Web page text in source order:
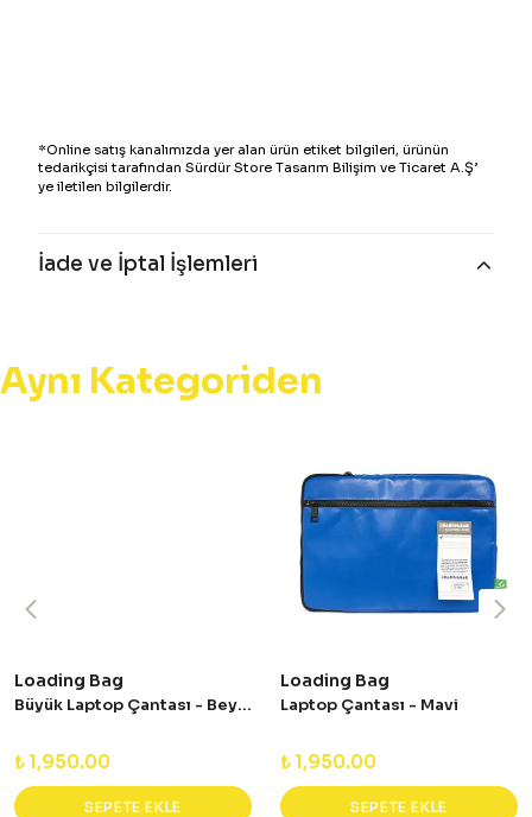
*Online satış kanalımızda yer alan ürün etiket bilgileri, ürünün
tedarikçisi tarafından Sürdür Store Tasarım Bilişim ve Ticaret A.Ş’
ye iletilen bilgilerdir.
İade ve İptal İşlemleri
Aynı Kategoriden
Loading Bag
Büyük Laptop Çantası - Beyaz
₺ 1,950.00
SEPETE EKLE
Loading Bag
Laptop Çantası - Mavi
₺ 1,950.00
SEPETE EKLE